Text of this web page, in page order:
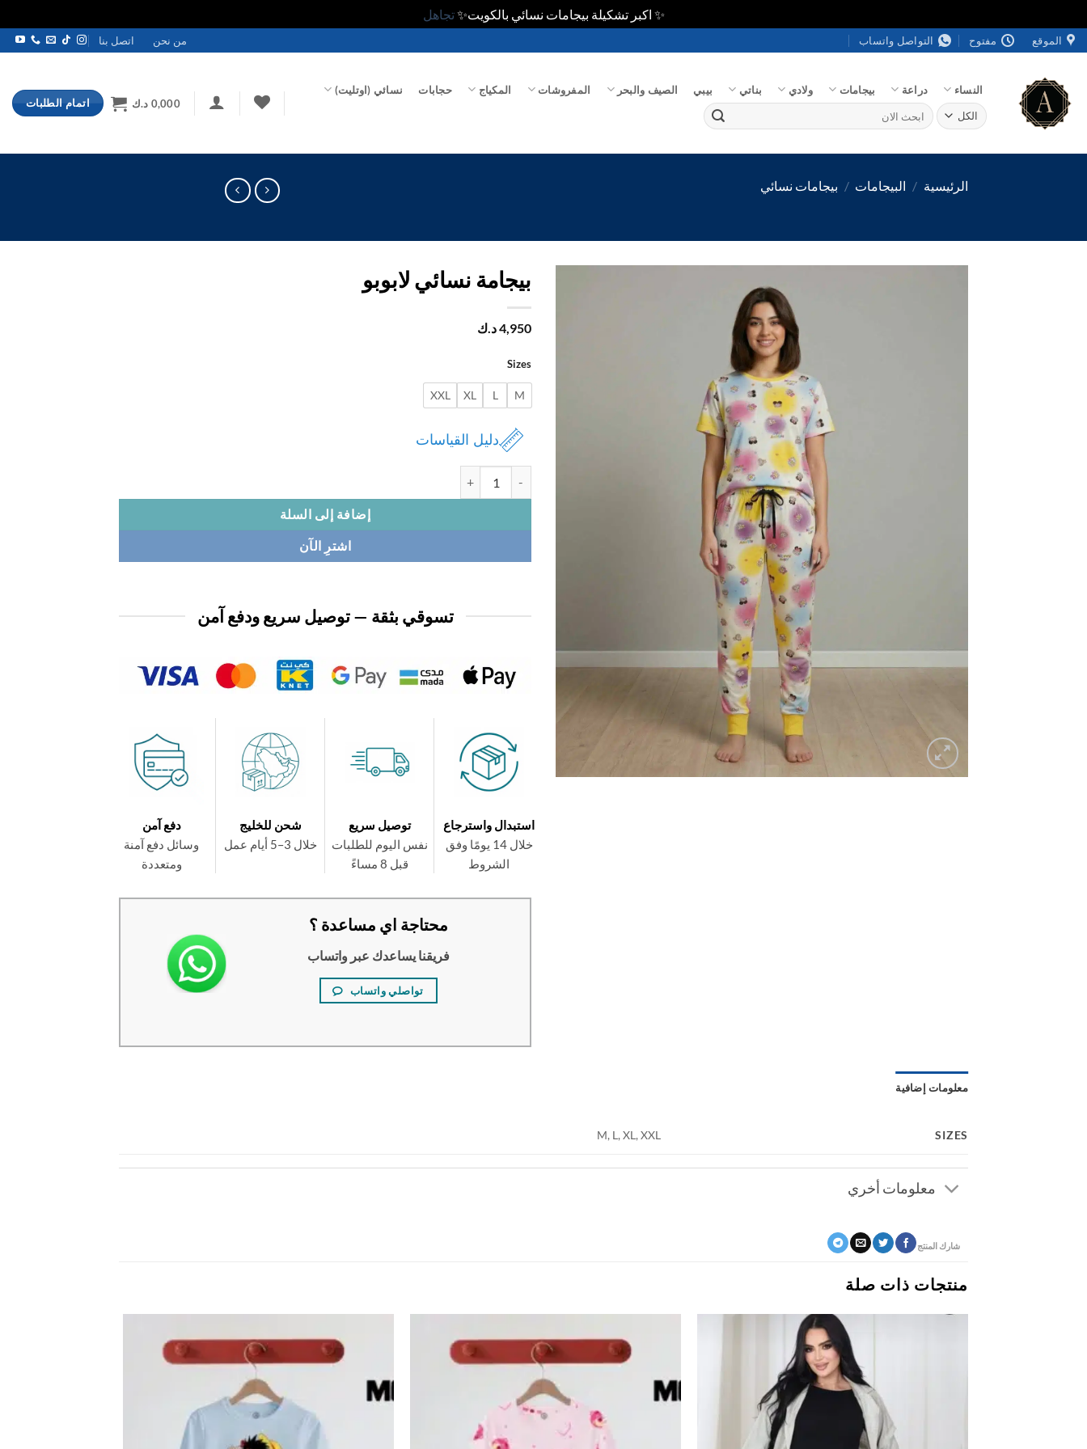
✨ اكبر تشكيلة بيجامات نسائي بالكويت✨تجاهل
تخطي
للمحتوى
الموقع مفتوح التواصل واتساب من نحن اتصل بنا
النساء دراعة بيجامات ولادي بناتي بيبي الصيف والبحر المفروشات المكياج حجابات نسائي (اوتليت)
البحث
عن:
0,000 د.ك اتمام الطلبات
الرئيسية / البيجامات / بيجامات نسائي
بيجامة نسائي لابوبو
4,950د.ك
Sizes
M
L
XL
XXL
دليل القياسات
إضافة إلى السلة
اشترِ الآن
تسوقي بثقة — توصيل سريع ودفع آمن
استبدال واسترجاع
خلال 14 يومًا وفق
الشروط
توصيل سريع
نفس اليوم للطلبات
قبل 8 مساءً
شحن للخليج
خلال 3–5 أيام عمل
دفع آمن
وسائل دفع آمنة
ومتعددة
محتاجة اي مساعدة ؟
فريقنا يساعدك عبر واتساب
تواصلي واتساب
معلومات إضافية
SIZES
M, L, XL, XXL
معلومات أخري
شارك المنتج
منتجات ذات صلة